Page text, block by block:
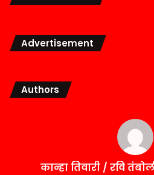
Advertisement
Authors
कान्हा तिवारी / रवि